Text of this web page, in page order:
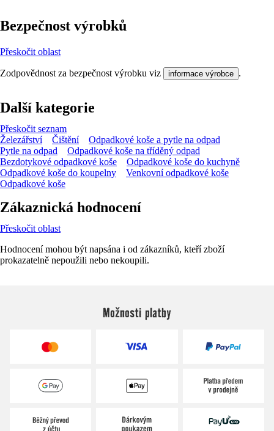
Bezpečnost výrobků
Přeskočit oblast
Zodpovědnost za bezpečnost výrobku viz informace výrobce .
Další kategorie
Přeskočit seznam
Železářství
Čištění
Odpadkové koše a pytle na odpad
Pytle na odpad
Odpadkové koše na tříděný odpad
Bezdotykové odpadkové koše
Odpadkové koše do kuchyně
Odpadkové koše do koupelny
Venkovní odpadkové koše
Odpadkové koše
Zákaznická hodnocení
Přeskočit oblast
Hodnocení mohou být napsána i od zákazníků, kteří zboží
prokazatelně nepoužili nebo nekoupili.
Možnosti platby